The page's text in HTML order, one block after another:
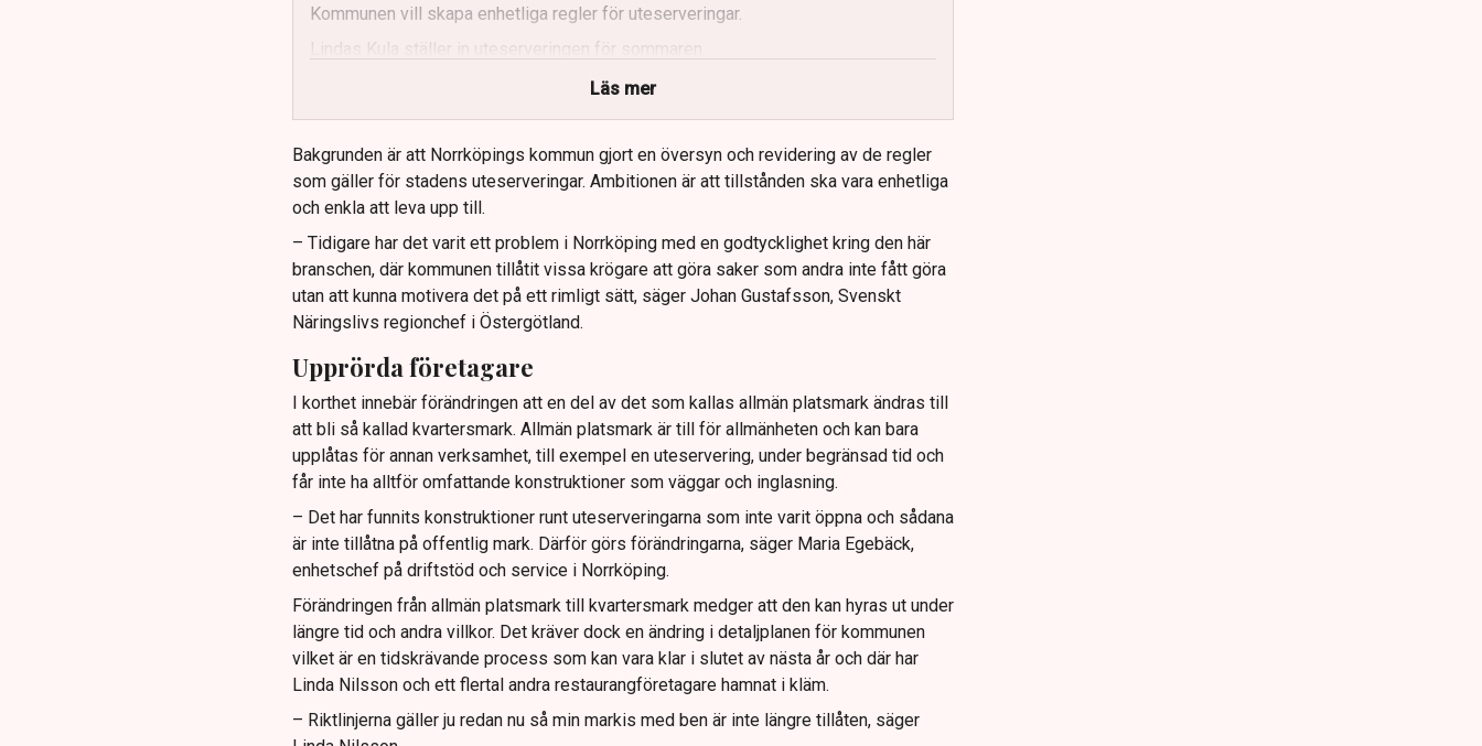
Kommunen vill skapa enhetliga regler för uteserveringar.
Lindas Kula ställer in uteserveringen för sommaren.
Läs mer
Bakgrunden är att Norrköpings kommun gjort en översyn och revidering av de regler
som gäller för stadens uteserveringar. Ambitionen är att tillstånden ska vara enhetliga
och enkla att leva upp till.
– Tidigare har det varit ett problem i Norrköping med en godtycklighet kring den här
branschen, där kommunen tillåtit vissa krögare att göra saker som andra inte fått göra
utan att kunna motivera det på ett rimligt sätt, säger Johan Gustafsson, Svenskt
Näringslivs regionchef i Östergötland.
Upprörda företagare
I korthet innebär förändringen att en del av det som kallas allmän platsmark ändras till
att bli så kallad kvartersmark. Allmän platsmark är till för allmänheten och kan bara
upplåtas för annan verksamhet, till exempel en uteservering, under begränsad tid och
får inte ha alltför omfattande konstruktioner som väggar och inglasning.
– Det har funnits konstruktioner runt uteserveringarna som inte varit öppna och sådana
är inte tillåtna på offentlig mark. Därför görs förändringarna, säger Maria Egebäck,
enhetschef på driftstöd och service i Norrköping.
Förändringen från allmän platsmark till kvartersmark medger att den kan hyras ut under
längre tid och andra villkor. Det kräver dock en ändring i detaljplanen för kommunen
vilket är en tidskrävande process som kan vara klar i slutet av nästa år och där har
Linda Nilsson och ett flertal andra restaurangföretagare hamnat i kläm.
– Riktlinjerna gäller ju redan nu så min markis med ben är inte längre tillåten, säger